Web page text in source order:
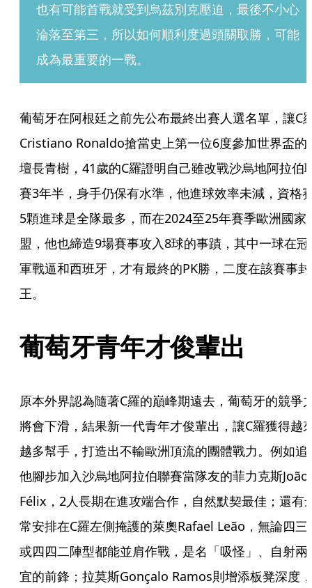
也有可能首戰就受到烏茲別克壓迫，最後不小心
淪落至第三，所以如何順利度過頭關取勝，可能
成為最重要的一戰。
葡萄牙在阿根廷之前先公布最終出賽人選名單，讓C
Cristiano Ronaldo搶當史上第一位6度參加世界盃的
壇長青樹，41歲的C羅證明自己雖改戰沙烏地阿拉伯
賽3年半，身手仍保有水準，他進球效率未減，資格
5顆進球是全隊最多，而在2024至25年賽季歐洲國家
盟，他也締造9場賽事攻入8球的事蹟，其中一球在冠
軍戰逼和西班牙，才有最終的PK勝，二度在該賽事封
王。
葡萄牙青年才俊輩出
原本外界認為隨著C羅的巔峰期遠去，葡萄牙的競爭
將會下滑，結果新一代青年才俊輩出，讓C羅獲得越
越多幫手，打造出不輸歐洲頂流的團體戰力。例如追
他腳步加入沙烏地阿拉伯聯賽當隊友的菲力克斯João
Félix，2人長期在進攻端合作，自然默契最佳；還有
常安排在C羅左側掩護的萊奧Rafael Leão，無論四三
或四四二陣型都能並肩作戰，是名「吸怪」、自射兩
宜的前鋒；拉莫斯Gonçalo Ramos則增添板凳深度，